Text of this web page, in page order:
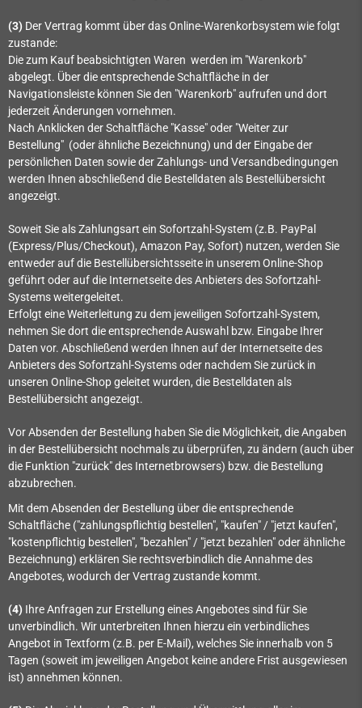
(3) Der Vertrag kommt über das Online-Warenkorbsystem wie folgt
zustande:
Die zum Kauf beabsichtigten Waren werden im "Warenkorb"
abgelegt. Über die entsprechende Schaltfläche in der
Navigationsleiste können Sie den "Warenkorb" aufrufen und dort
jederzeit Änderungen vornehmen.
Nach Anklicken der Schaltfläche "Kasse" oder "Weiter zur
Bestellung" (oder ähnliche Bezeichnung) und der Eingabe der
persönlichen Daten sowie der Zahlungs- und Versandbedingungen
werden Ihnen abschließend die Bestelldaten als Bestellübersicht
angezeigt.
Soweit Sie als Zahlungsart ein Sofortzahl-System (z.B. PayPal
(Express/Plus/Checkout), Amazon Pay, Sofort) nutzen, werden Sie
entweder auf die Bestellübersichtsseite in unserem Online-Shop
geführt oder auf die Internetseite des Anbieters des Sofortzahl-
Systems weitergeleitet.
Erfolgt eine Weiterleitung zu dem jeweiligen Sofortzahl-System,
nehmen Sie dort die entsprechende Auswahl bzw. Eingabe Ihrer
Daten vor. Abschließend werden Ihnen auf der Internetseite des
Anbieters des Sofortzahl-Systems oder nachdem Sie zurück in
unseren Online-Shop geleitet wurden, die Bestelldaten als
Bestellübersicht angezeigt.
Vor Absenden der Bestellung haben Sie die Möglichkeit, die Angaben
in der Bestellübersicht nochmals zu überprüfen, zu ändern (auch über
die Funktion "zurück" des Internetbrowsers) bzw. die Bestellung
abzubrechen.
Mit dem Absenden der Bestellung über die entsprechende
Schaltfläche ("zahlungspflichtig bestellen", "kaufen" / "jetzt kaufen",
"kostenpflichtig bestellen", "bezahlen" / "jetzt bezahlen" oder ähnliche
Bezeichnung) erklären Sie rechtsverbindlich die Annahme des
Angebotes, wodurch der Vertrag zustande kommt.
(4) Ihre Anfragen zur Erstellung eines Angebotes sind für Sie
unverbindlich. Wir unterbreiten Ihnen hierzu ein verbindliches
Angebot in Textform (z.B. per E-Mail), welches Sie innerhalb von 5
Tagen (soweit im jeweiligen Angebot keine andere Frist ausgewiesen
ist) annehmen können.